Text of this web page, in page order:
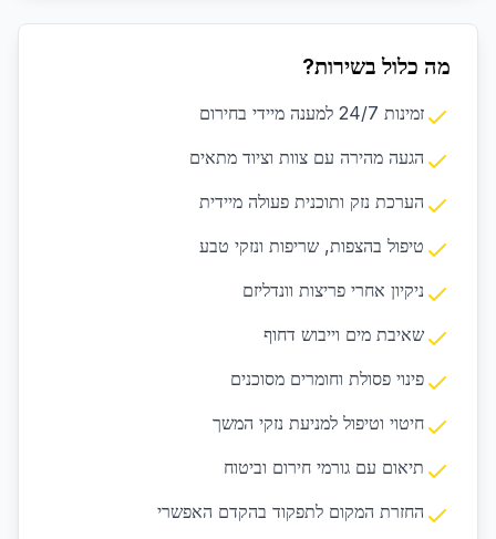
מה כלול בשירות?
זמינות 24/7 למענה מיידי בחירום
הגעה מהירה עם צוות וציוד מתאים
הערכת נזק ותוכנית פעולה מיידית
טיפול בהצפות, שריפות ונזקי טבע
ניקיון אחרי פריצות וונדליזם
שאיבת מים וייבוש דחוף
פינוי פסולת וחומרים מסוכנים
חיטוי וטיפול למניעת נזקי המשך
תיאום עם גורמי חירום וביטוח
החזרת המקום לתפקוד בהקדם האפשרי